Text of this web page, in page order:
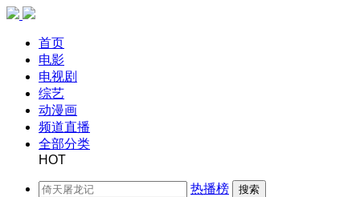
首页
电影
电视剧
综艺
动漫画
频道直播
全部分类
HOT
热播榜 搜索